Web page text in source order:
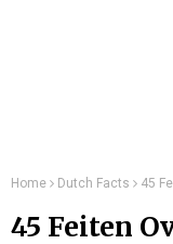
Home Dutch Facts 45
45 Feiten